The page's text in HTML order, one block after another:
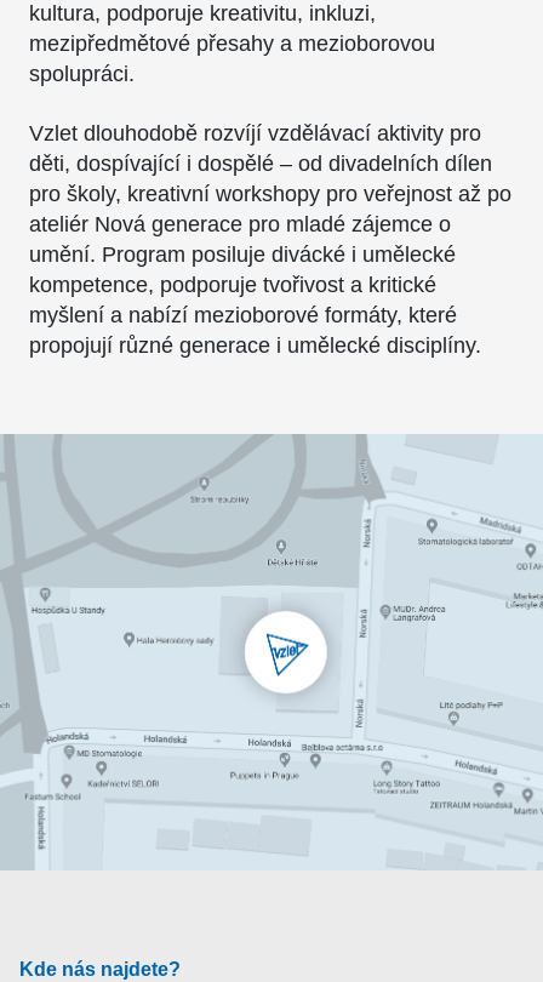
kultura, podporuje kreativitu, inkluzi,
mezipředmětové přesahy a mezioborovou
spolupráci.
Vzlet dlouhodobě rozvíjí vzdělávací aktivity pro
děti, dospívající i dospělé – od divadelních dílen
pro školy, kreativní workshopy pro veřejnost až po
ateliér Nová generace pro mladé zájemce o
umění. Program posiluje divácké i umělecké
kompetence, podporuje tvořivost a kritické
myšlení a nabízí mezioborové formáty, které
propojují různé generace i umělecké disciplíny.
Kde nás najdete?